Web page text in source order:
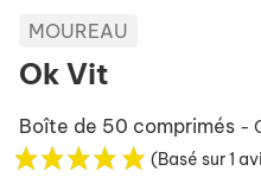
MOUREAU
Ok Vit
Boîte de 50 comprimés -
(Basé sur 1